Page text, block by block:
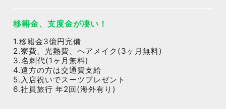
移籍金、支度金が凄い！
1.移籍金3億円完備
2.寮費、光熱費、ヘアメイク(3ヶ月無料)
3.名刺代(1ヶ月無料)
4.遠方の方は交通費支給
5.入店祝いでスーツプレゼント
6.社員旅行 年2回(海外有り)